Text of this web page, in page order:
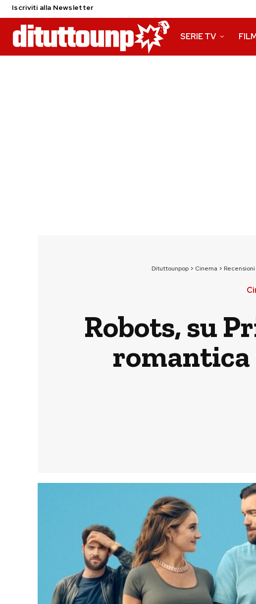
Iscriviti alla Newsletter
SERIE TV
Dituttounpop > Cinema >
Robots, su
romantica